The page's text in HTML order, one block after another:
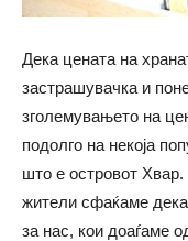
Дека цената на
застрашувачка и
зголемувањето на
подолго на некоја
што е островот Хвар.
жители сфаќаме
за нас, кои доаѓаме